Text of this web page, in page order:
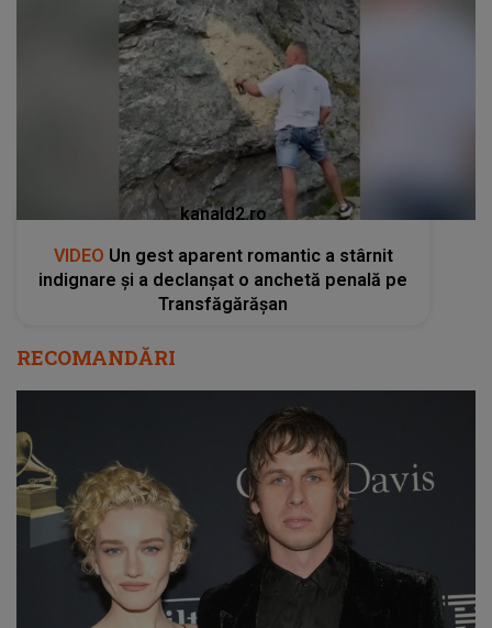
kanald2.ro
VIDEO Un gest aparent romantic a stârnit
indignare și a declanșat o anchetă penală pe
Transfăgărășan
RECOMANDĂRI